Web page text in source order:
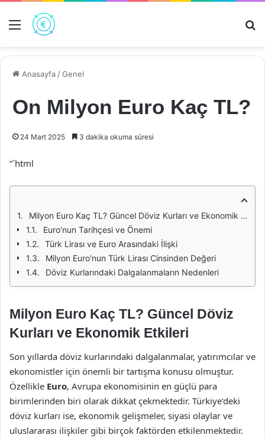
Menü
Anasayfa /Genel
On Milyon Euro Kaç TL?
24 Mart 2025 3 dakika okuma süresi
“`html
Milyon Euro Kaç TL? Güncel Döviz Kurları ve Ekonomik Etkileri
Euro'nun Tarihçesi ve Önemi
Türk Lirası ve Euro Arasındaki İlişki
Milyon Euro'nun Türk Lirası Cinsinden Değeri
Döviz Kurlarındaki Dalgalanmaların Nedenleri
Milyon Euro Kaç TL? Güncel Döviz
Kurları ve Ekonomik Etkileri
Son yıllarda döviz kurlarındaki dalgalanmalar, yatırımcılar ve
ekonomistler için önemli bir tartışma konusu olmuştur.
Özellikle Euro, Avrupa ekonomisinin en güçlü para
birimlerinden biri olarak dikkat çekmektedir. Türkiye’deki
döviz kurları ise, ekonomik gelişmeler, siyasi olaylar ve
uluslararası ilişkiler gibi birçok faktörden etkilenmektedir.